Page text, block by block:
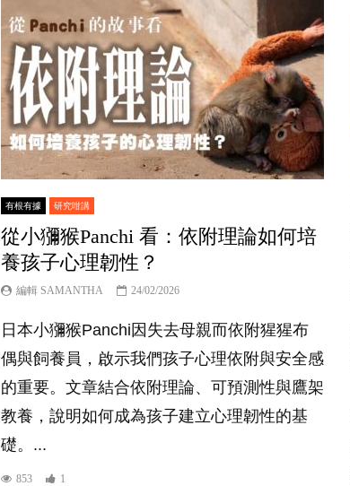
有根有據 研究咁講
從小獼猴Panchi 看：依附理論如何培
養孩子心理韌性？
編輯 SAMANTHA 24/02/2026
日本小獼猴Panchi因失去母親而依附猩猩布
偶與飼養員，啟示我們孩子心理依附與安全感
的重要。文章結合依附理論、可預測性與鷹架
教養，說明如何成為孩子建立心理韌性的基
礎。...
853 1